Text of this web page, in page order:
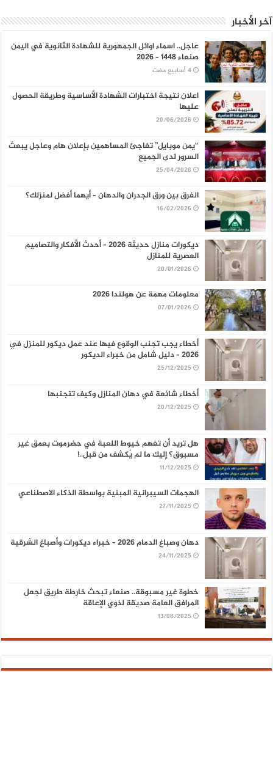
آخر الأخبار
عاجل.. اسماء اوائل الجمهورية للشهادة الثانوية في اليمن
صنعاء 1448 – 2026
اعلان نتيجة اختبارات الشهادة الأساسية وطريقة الحصول
عليها
20/06/2026
“يمن موبايل” تفاجئ المساهمين بإعلان هام وعاجل يبعث
السرور لدى الجميع
25/04/2026
الفرق بين ورق الجدران والدهان – أيهما أفضل لمنزلك؟
16/02/2026
ديكورات منازل حديثة 2026 – أحدث الأفكار والتصاميم
العصرية للمنازل
20/01/2026
معلومات مهمة عن هولندا 2026
07/01/2026
أخطاء يجب تجنب الوقوع فيها عند عمل ديكور للمنزل في
2026 – دليل شامل من خبراء الديكور
25/12/2025
أخطاء شائعة في دهان المنازل وكيف تتجنبها
20/12/2025
هل تريد أن تفهم خيوط اللعبة في حضرموت بعمق غير
مسبوق؟ إليك ما لم يُكشف من قبل..!
11/12/2025
الهجمات السيبرانية المبنية بواسطة الذكاء الاصطناعي
27/11/2025
دهان وصباغ الدمام 2026 – خبراء ديكورات وأصباغ الشرقية
24/11/2025
خطوة غير مسبوقة.. صنعاء تبحث خارطة طريق لجعل
المرافق العامة صديقة لذوي الإعاقة
13/08/2025